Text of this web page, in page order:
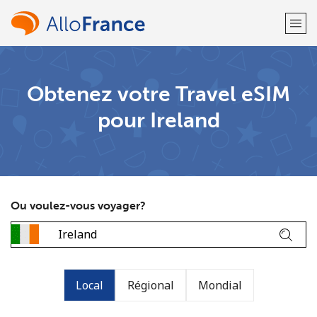
Vous avez déjà un compte?Connectez-vous →
Obtenez votre Travel eSIM
pour Ireland
Ou voulez-vous voyager?
Local Régional Mondial